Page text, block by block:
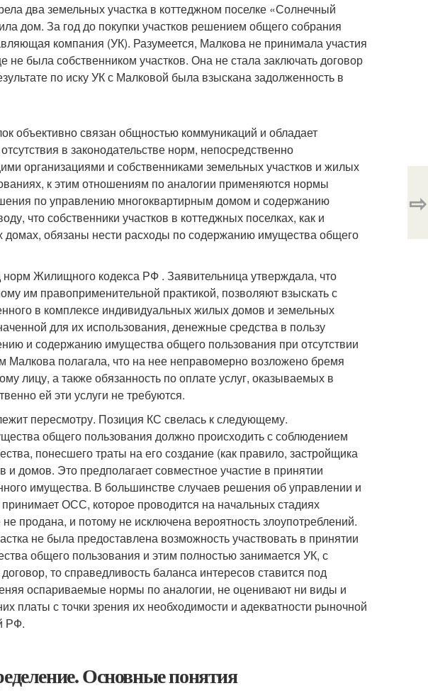
два земельных участка в коттеджном поселке «Солнечный
дом. За год до покупки участков решением общего собрания
компания (УК). Разумеется, Малкова не принимала участия
не была собственником участков. Она не стала заключать договор
по иску УК с Малковой была взыскана задолженность в
объективно связан общностью коммуникаций и обладает
в законодательстве норм, непосредственно
организациями и собственниками земельных участков и жилых
к этим отношениям по аналогии применяются нормы
по управлению многоквартирным домом и содержанию
что собственники участков в коттеджных поселках, как и
обязаны нести расходы по содержанию имущества общего
норм Жилищного кодекса РФ . Заявительница утверждала, что
им правоприменительной практикой, позволяют взыскать с
в комплексе индивидуальных жилых домов и земельных
для их использования, денежные средства в пользу
и содержанию имущества общего пользования при отсутствии
Малкова полагала, что на нее неправомерно возложено бремя
лицу, а также обязанность по оплате услуг, оказываемых в
ей эти услуги не требуются.
пересмотру. Позиция КС свелась к следующему.
общего пользования должно происходить с соблюдением
понесшего траты на его создание (как правило, застройщика
и домов. Это предполагает совместное участие в принятии
имущества. В большинстве случаев решения об управлении и
ОСС, которое проводится на начальных стадиях
продана, и потому не исключена вероятность злоупотреблений.
не была предоставлена возможность участвовать в принятии
общего пользования и этим полностью занимается УК, с
то справедливость баланса интересов ставится под
оспариваемые нормы по аналогии, не оценивают ни виды и
платы с точки зрения их необходимости и адекватности рыночной
РФ.
Основные понятия
⇨